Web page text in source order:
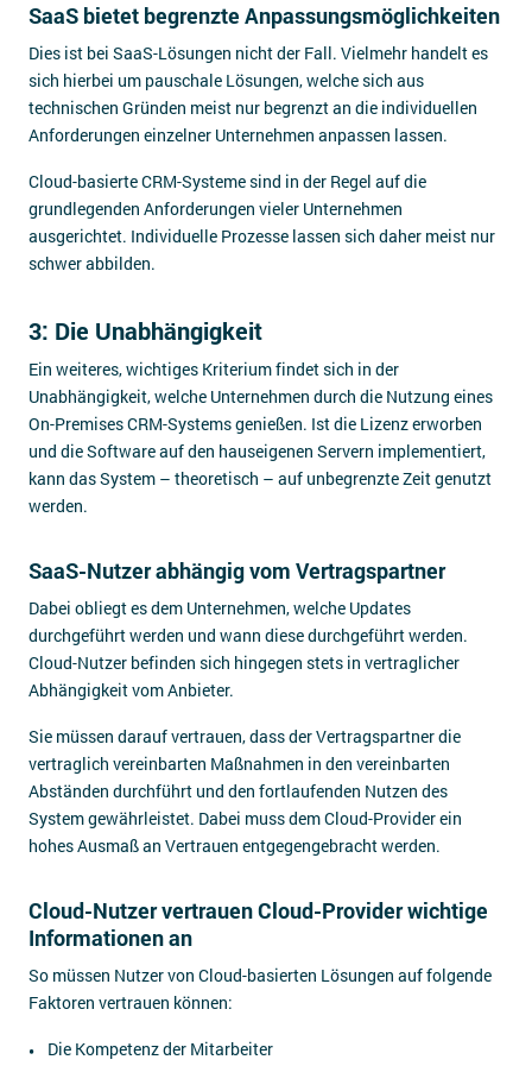
SaaS bietet begrenzte Anpassungsmöglichkeiten
Dies ist bei SaaS-Lösungen nicht der Fall. Vielmehr handelt es
sich hierbei um pauschale Lösungen, welche sich aus
technischen Gründen meist nur begrenzt an die individuellen
Anforderungen einzelner Unternehmen anpassen lassen.
Cloud-basierte CRM-Systeme sind in der Regel auf die
grundlegenden Anforderungen vieler Unternehmen
ausgerichtet. Individuelle Prozesse lassen sich daher meist nur
schwer abbilden.
3: Die Unabhängigkeit
Ein weiteres, wichtiges Kriterium findet sich in der
Unabhängigkeit, welche Unternehmen durch die Nutzung eines
On-Premises CRM-Systems genießen. Ist die Lizenz erworben
und die Software auf den hauseigenen Servern implementiert,
kann das System – theoretisch – auf unbegrenzte Zeit genutzt
werden.
SaaS-Nutzer abhängig vom Vertragspartner
Dabei obliegt es dem Unternehmen, welche Updates
durchgeführt werden und wann diese durchgeführt werden.
Cloud-Nutzer befinden sich hingegen stets in vertraglicher
Abhängigkeit vom Anbieter.
Sie müssen darauf vertrauen, dass der Vertragspartner die
vertraglich vereinbarten Maßnahmen in den vereinbarten
Abständen durchführt und den fortlaufenden Nutzen des
System gewährleistet. Dabei muss dem Cloud-Provider ein
hohes Ausmaß an Vertrauen entgegengebracht werden.
Cloud-Nutzer vertrauen Cloud-Provider wichtige
Informationen an
So müssen Nutzer von Cloud-basierten Lösungen auf folgende
Faktoren vertrauen können:
Die Kompetenz der Mitarbeiter